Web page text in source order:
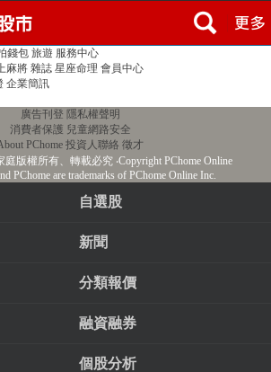
物 書店
錢包 旅遊 服務中心
麻將 雜誌 星座命理 會員中心
企業簡訊
廣告刊登 隱私權聲明
消費者保護 兒童網路安全
PChome 投資人聯絡 徵才
庭版權所有、轉載必究‧Copyright PChome Online
PChome are trademarks of PChome Online Inc.
自選股
新聞
分類報價
融資融券
個股分析